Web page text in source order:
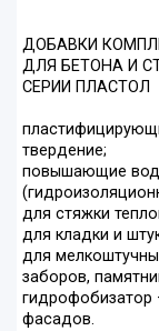
ДОБАВКИ
ДЛЯ БЕТОНА И
СЕРИИ ПЛАСТОЛ
твердение;
повышающие
для стяжки
для кладки и
для
заборов,
гидрофобизатор
фасадов.